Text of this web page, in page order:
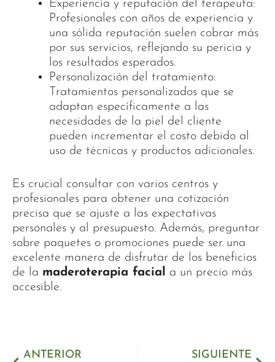
Experiencia y reputación del terapeuta:
Profesionales con años de experiencia y
una sólida reputación suelen cobrar más
por sus servicios, reflejando su pericia y
los resultados esperados.
Personalización del tratamiento:
Tratamientos personalizados que se
adaptan específicamente a las
necesidades de la piel del cliente
pueden incrementar el costo debido al
uso de técnicas y productos adicionales.
Es crucial consultar con varios centros y
profesionales para obtener una cotización
precisa que se ajuste a las expectativas
personales y al presupuesto. Además, preguntar
sobre paquetes o promociones puede ser una
excelente manera de disfrutar de los beneficios
de la maderoterapia facial
a un precio más
accesible.
ANTERIOR SIGUIENTE